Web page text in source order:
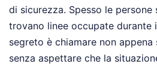
di sicurezza. Spesso le
trovano linee occupate
segreto è chiamare non
senza aspettare che la